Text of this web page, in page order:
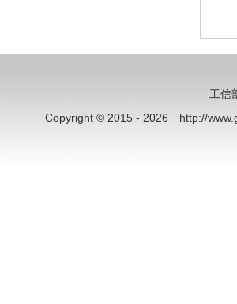
工信
Copyright © 2015 - 2026 http://